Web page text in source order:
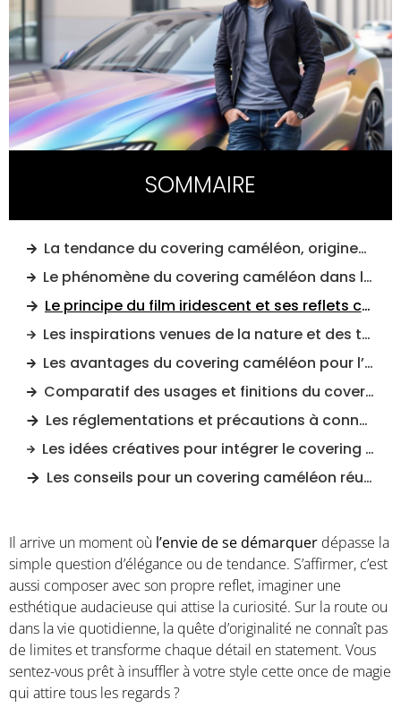
SOMMAIRE
La tendance du covering caméléon, origines et concepts
Le phénomène du covering caméléon dans l’univers masculin
Le principe du film iridescent et ses reflets changeants
Les inspirations venues de la nature et des tendances automobiles
Les avantages du covering caméléon pour l’homme moderne
Comparatif des usages et finitions du covering caméléon
Les réglementations et précautions à connaître
Les idées créatives pour intégrer le covering caméléon au style masculin
Les conseils pour un covering caméléon réussi
Il arrive un moment où l’envie de se démarquer dépasse la
simple question d’élégance ou de tendance. S’affirmer, c’est
aussi composer avec son propre reflet, imaginer une
esthétique audacieuse qui attise la curiosité. Sur la route ou
dans la vie quotidienne, la quête d’originalité ne connaît pas
de limites et transforme chaque détail en statement. Vous
sentez-vous prêt à insuffler à votre style cette once de magie
qui attire tous les regards ?